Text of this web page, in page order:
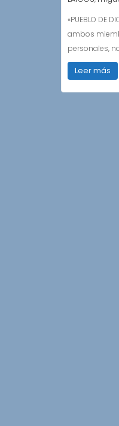
«PUEBLO DE
ambos
personales,
Leer más